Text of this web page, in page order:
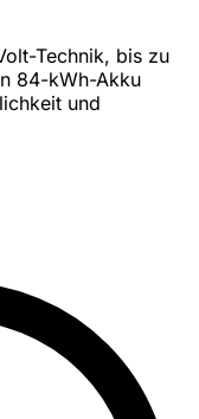
Technik, bis zu
84-kWh-Akku
und